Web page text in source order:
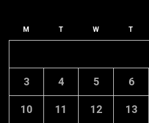
M T W T
3 4 5 6
10 11 12 13